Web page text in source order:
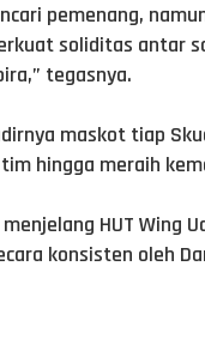
pemenang,
soliditas antar
tegasnya.
maskot tiap
hingga meraih
HUT Wing
konsisten oleh